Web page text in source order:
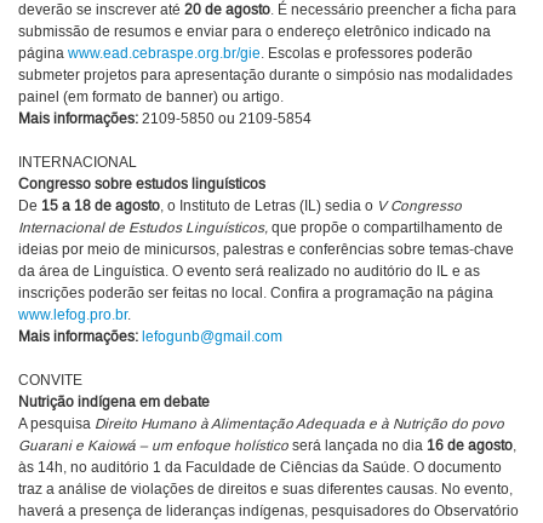
deverão se inscrever até 20 de agosto. É necessário preencher a ficha para
submissão de resumos e enviar para o endereço eletrônico indicado na
página www.ead.cebraspe.org.br/gie. Escolas e professores poderão
submeter projetos para apresentação durante o simpósio nas modalidades
painel (em formato de banner) ou artigo.
Mais informações: 2109-5850 ou 2109-5854
INTERNACIONAL
Congresso sobre estudos linguísticos
De 15 a 18 de agosto, o Instituto de Letras (IL) sedia o V Congresso
Internacional de Estudos Linguísticos, que propõe o compartilhamento de
ideias por meio de minicursos, palestras e conferências sobre temas-chave
da área de Linguística. O evento será realizado no auditório do IL e as
inscrições poderão ser feitas no local. Confira a programação na página
www.lefog.pro.br.
Mais informações: lefogunb@gmail.com
CONVITE
Nutrição indígena em debate
A pesquisa Direito Humano à Alimentação Adequada e à Nutrição do povo
Guarani e Kaiowá – um enfoque holístico será lançada no dia 16 de agosto,
às 14h, no auditório 1 da Faculdade de Ciências da Saúde. O documento
traz a análise de violações de direitos e suas diferentes causas. No evento,
haverá a presença de lideranças indígenas, pesquisadores do Observatório